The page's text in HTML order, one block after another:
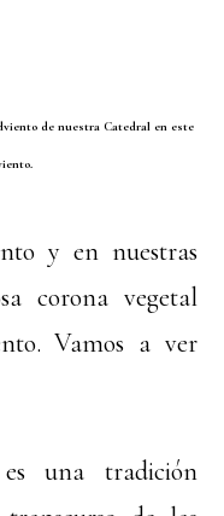
de nuestra Catedral en este
y en nuestras
corona vegetal
Vamos a ver
una tradición